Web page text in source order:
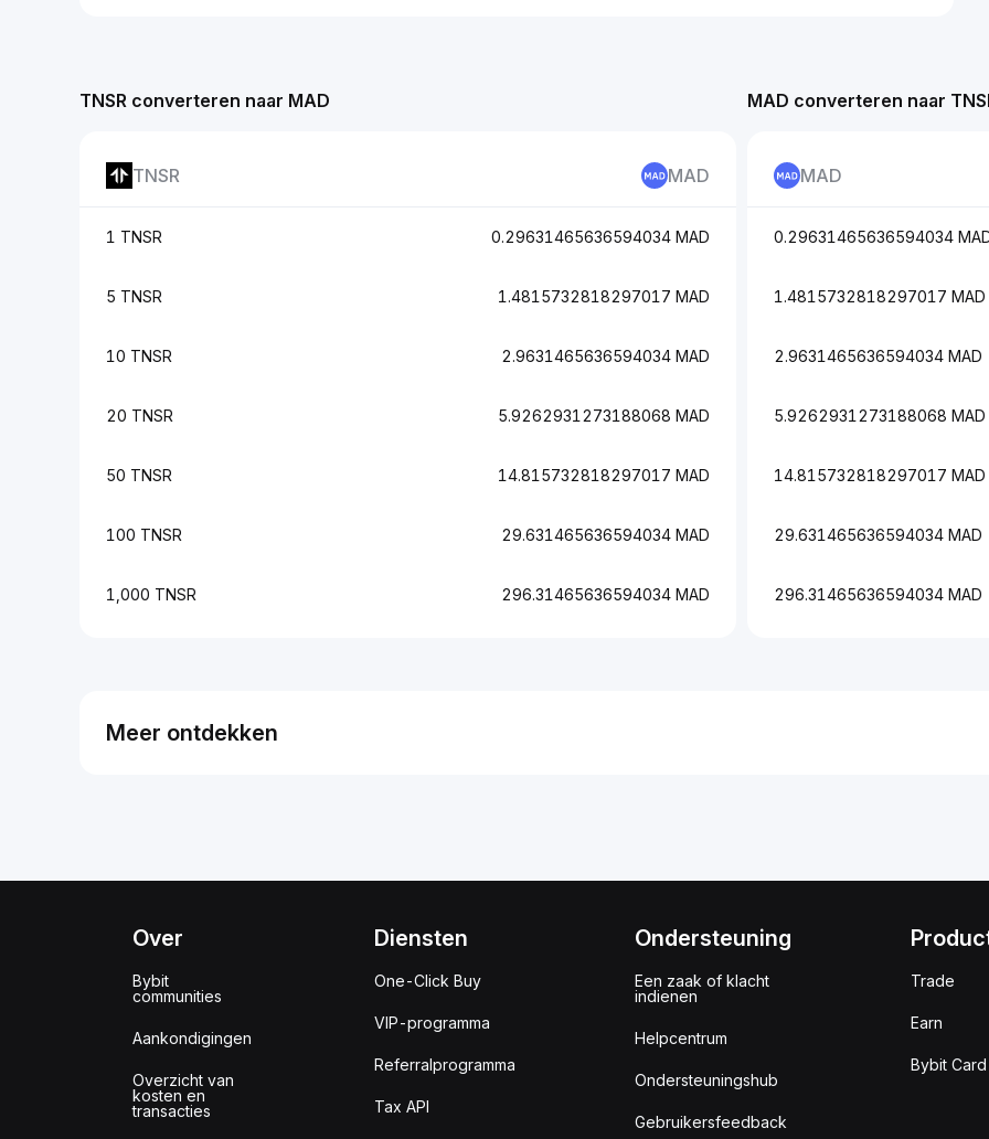
TNSR converteren naar MAD
TNSR MAD
1 TNSR 0.29631465636594034 MAD
5 TNSR 1.4815732818297017 MAD
10 TNSR 2.9631465636594034 MAD
20 TNSR 5.9262931273188068 MAD
50 TNSR 14.815732818297017 MAD
100 TNSR 29.631465636594034 MAD
1,000 TNSR 296.31465636594034 MAD
MAD converteren naar
MAD
0.29631465636594034
1.4815732818297017 MAD
2.9631465636594034 MAD
5.9262931273188068 MAD
14.815732818297017 MAD
29.631465636594034 MAD
296.31465636594034 MAD
Meer ontdekken
Over
Bybit
communities
Aankondigingen
Overzicht van
kosten en
transacties
Diensten
One-Click Buy
VIP-programma
Referralprogramma
Tax API
Ondersteuning
Een zaak of klacht
indienen
Helpcentrum
Ondersteuningshub
Gebruikersfeedback
Trade
Earn
Bybit Card